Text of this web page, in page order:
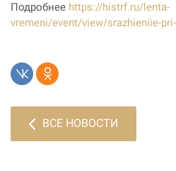
Подробнее https://histrf.ru/lenta-
vremeni/event/view/srazhieniie-
ВСЕ НОВОСТИ